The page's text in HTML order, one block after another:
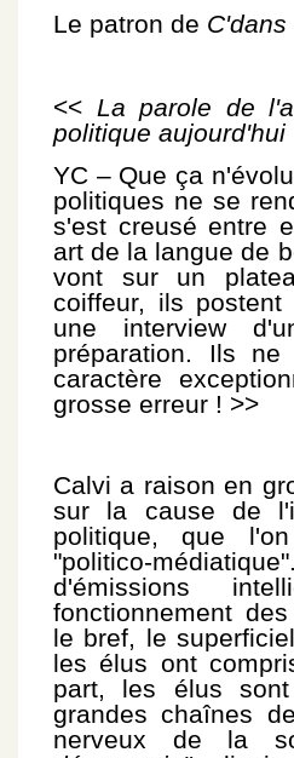
Le patron de
<< La parole de
politique aujourd'hui
YC – Que ça
politiques ne se
s'est creusé entre
art de la langue de
vont sur un
coiffeur, ils
une interview
préparation. Ils
caractère
grosse erreur ! >>
Calvi a raison en
sur la cause de
politique, que
"politico-
d'émissions
fonctionnement
le bref, le
les élus ont
part, les élus
grandes chaînes
nerveux de la